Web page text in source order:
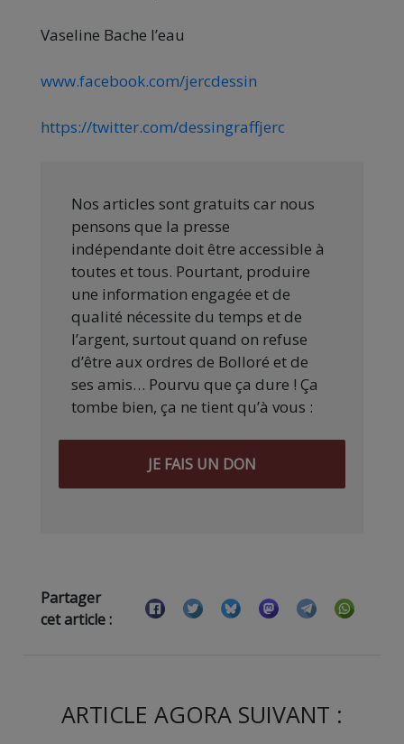
Vaseline Bache l’eau
www.facebook.com/jercdessin
https://twitter.com/dessingraffjerc
Nos articles sont gratuits car nous
pensons que la presse
indépendante doit être accessible à
toutes et tous. Pourtant, produire
une information engagée et de
qualité nécessite du temps et de
l’argent, surtout quand on refuse
d’être aux ordres de Bolloré et de
ses amis… Pourvu que ça dure ! Ça
tombe bien, ça ne tient qu’à vous :
JE FAIS UN DON
Partager
cet article :
ARTICLE AGORA SUIVANT :